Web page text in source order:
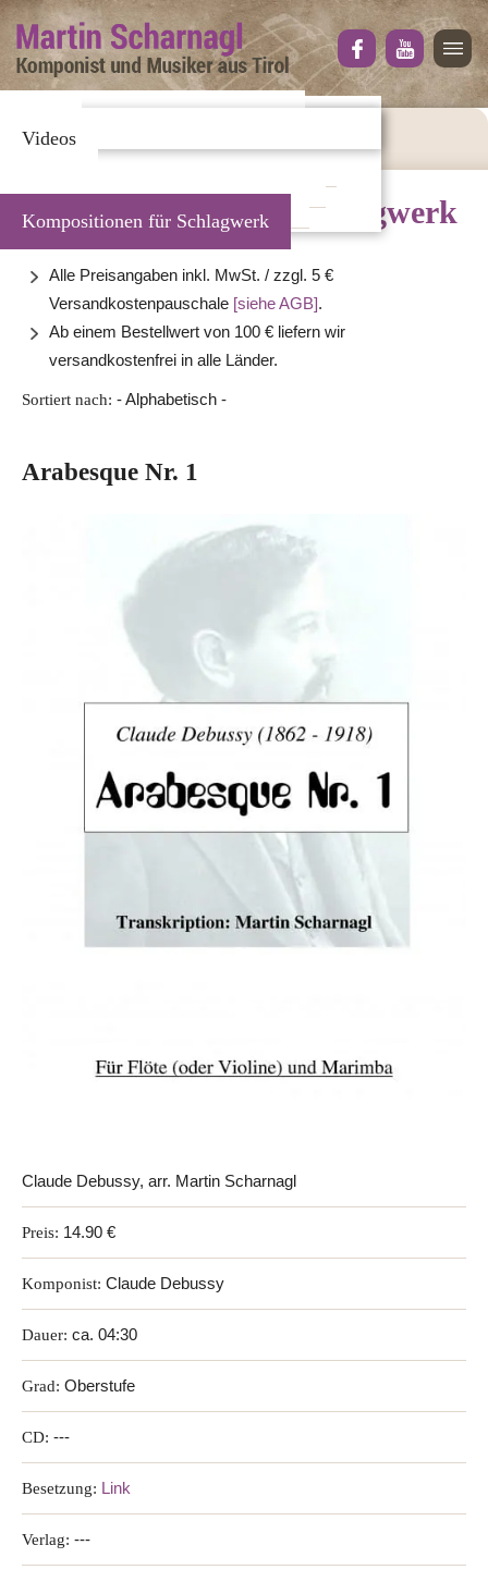
Biografie
Arrangements für Blasorchester
Originalkompositionen - Viera Blech
Ausgaben für kleine Besetzungen
Kompositionen für Schlagwerk
Mediathek
Videos
Kontakt
Kompositionen für Schlagwerk
Alle Preisangaben inkl. MwSt. / zzgl. 5 €
Versandkostenpauschale [siehe AGB].
Ab einem Bestellwert von 100 € liefern wir
versandkostenfrei in alle Länder.
Sortiert nach: - Alphabetisch -
Arabesque Nr. 1
Claude Debussy, arr. Martin Scharnagl
Preis: 14.90 €
Komponist: Claude Debussy
Dauer: ca. 04:30
Grad: Oberstufe
CD: ---
Besetzung: Link
Verlag: ---